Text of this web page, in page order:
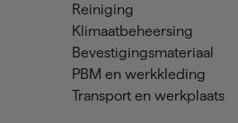
Reiniging
Klimaatbeheersing
Bevestigingsmateriaal
PBM en werkkleding
Transport en werkplaats